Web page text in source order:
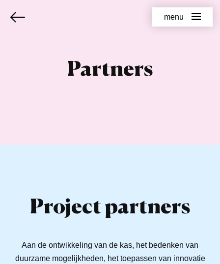
menu
Partners
Project partners
Aan de ontwikkeling van de kas, het bedenken van
duurzame mogelijkheden, het toepassen van innovatie